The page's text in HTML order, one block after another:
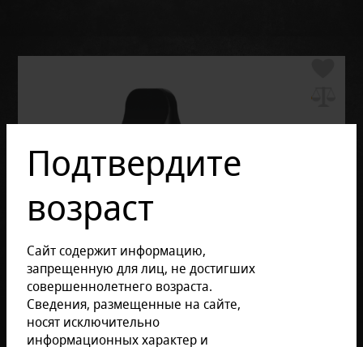
Подтвердите
возраст
Сайт содержит информацию,
запрещенную для лиц, не достигших
совершеннолетнего возраста.
Сведения, размещенные на сайте,
носят исключительно
информационных характер и